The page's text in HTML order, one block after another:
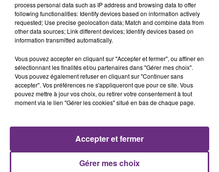
LES PODCASTS
process personal data such as IP address and browsing data to offer
following functionalities: Identify devices based on information actively
requested; Use precise geolocation data; Match and combine data from
other data sources; Link different devices; Identify devices based on
information transmitted automatically.
Vous pouvez accepter en cliquant sur "Accepter et fermer", ou affiner en
sélectionnant les finalités et/ou partenaires dans "Gérer mes choix".
Vous pouvez également refuser en cliquant sur "Continuer sans
accepter". Vos préférences ne s'appliqueront que pour ce site. Vous
pouvez mettre à jour vos choix, ou retirer votre consentement à tout
moment via le lien "Gérer les cookies" situé en bas de chaque page.
Gérer mes choix
Accepter et fermer